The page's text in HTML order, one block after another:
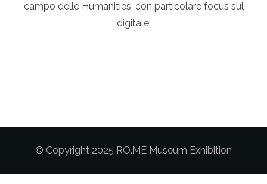
campo delle Humanities, con particolare focus sul
digitale.
© Copyright 2025 RO.ME Museum Exhibition